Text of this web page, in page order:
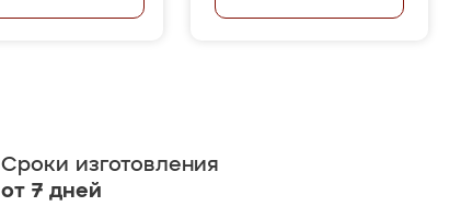
Сроки изготовления
от 7 дней